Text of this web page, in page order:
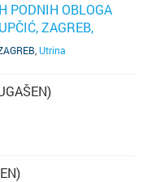
PODNIH OBLOGA
ZAGREB,
UGAŠEN)
Utrina